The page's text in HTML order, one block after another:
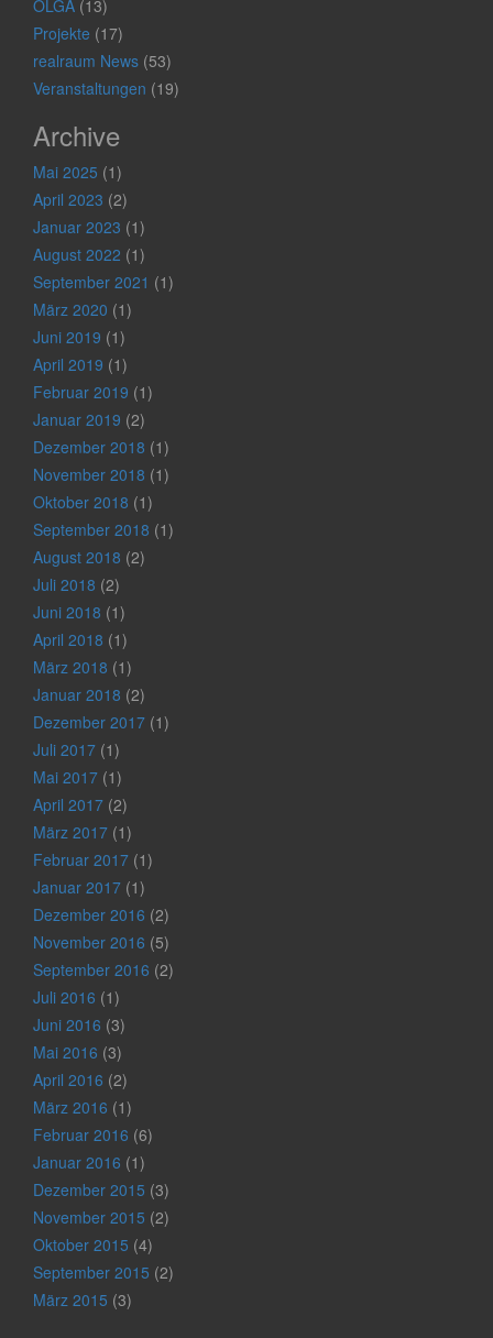
OLGA (13)
Projekte (17)
realraum News (53)
Veranstaltungen (19)
Archive
Mai 2025 (1)
April 2023 (2)
Januar 2023 (1)
August 2022 (1)
September 2021 (1)
März 2020 (1)
Juni 2019 (1)
April 2019 (1)
Februar 2019 (1)
Januar 2019 (2)
Dezember 2018 (1)
November 2018 (1)
Oktober 2018 (1)
September 2018 (1)
August 2018 (2)
Juli 2018 (2)
Juni 2018 (1)
April 2018 (1)
März 2018 (1)
Januar 2018 (2)
Dezember 2017 (1)
Juli 2017 (1)
Mai 2017 (1)
April 2017 (2)
März 2017 (1)
Februar 2017 (1)
Januar 2017 (1)
Dezember 2016 (2)
November 2016 (5)
September 2016 (2)
Juli 2016 (1)
Juni 2016 (3)
Mai 2016 (3)
April 2016 (2)
März 2016 (1)
Februar 2016 (6)
Januar 2016 (1)
Dezember 2015 (3)
November 2015 (2)
Oktober 2015 (4)
September 2015 (2)
März 2015 (3)